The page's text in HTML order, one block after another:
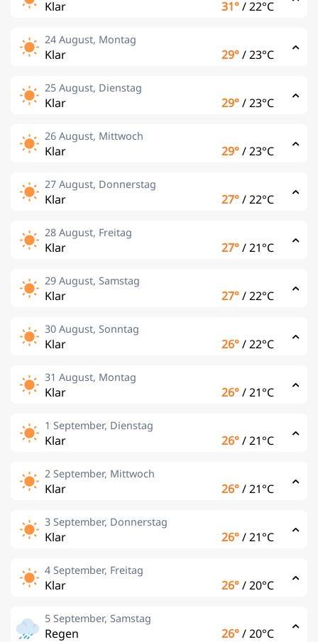
Klar 31°/22°C
24 August, Montag
Klar 29°/23°C
25 August, Dienstag
Klar 29°/23°C
26 August, Mittwoch
Klar 29°/23°C
27 August, Donnerstag
Klar 27°/22°C
28 August, Freitag
Klar 27°/21°C
29 August, Samstag
Klar 27°/22°C
30 August, Sonntag
Klar 26°/22°C
31 August, Montag
Klar 26°/21°C
1 September, Dienstag
Klar 26°/21°C
2 September, Mittwoch
Klar 26°/21°C
3 September, Donnerstag
Klar 26°/21°C
4 September, Freitag
Klar 26°/20°C
5 September, Samstag
Regen 26°/20°C